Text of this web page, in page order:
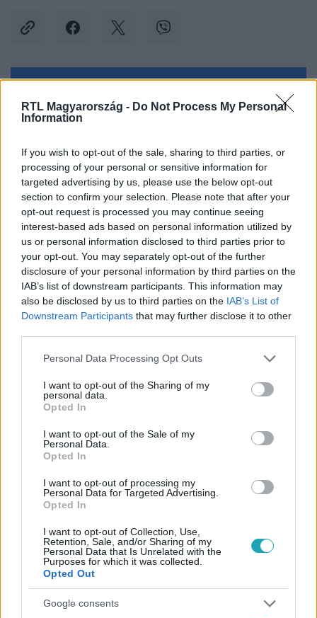
RTL Magyarország - Do Not Process My Personal
Information
If you wish to opt-out of the sale, sharing to third parties, or
processing of your personal or sensitive information for
targeted advertising by us, please use the below opt-out
section to confirm your selection. Please note that after your
opt-out request is processed you may continue seeing
interest-based ads based on personal information utilized by
us or personal information disclosed to third parties prior to
your opt-out. You may separately opt-out of the further
disclosure of your personal information by third parties on the
IAB’s list of downstream participants. This information may
also be disclosed by us to third parties on the IAB’s List of
Downstream Participants that may further disclose it to other
Please note that this website/app uses one or more Google
not limited to your visit or usage behaviour. You may click to
grant or deny consent to Google and its third-party tags to
use your data for below specified purposes in below Google
consent section.
Personal Data Processing Opt Outs
I want to opt-out of the Sharing of my
personal data.
Opted In
I want to opt-out of the Sale of my
Personal Data.
Opted In
I want to opt-out of processing my
Personal Data for Targeted Advertising.
Opted In
I want to opt-out of Collection, Use,
Retention, Sale, and/or Sharing of my
Personal Data that Is Unrelated with the
Purposes for which it was collected.
Opted Out
Google consents
Facebookon is!
Követem
#DRÁGA ÖRÖKÖSÖK #ADÁSRÉSZLETEK
EMLÉKEZETES JELENET # EMLÉKEZETES PILLANAT
#SZERELEM #KAPCSOLAT #VALLOMÁS
#SZLÁVEN #PALÁGYI DIA # SOROZAT # RTL KLUB
#RTL
Népszerű